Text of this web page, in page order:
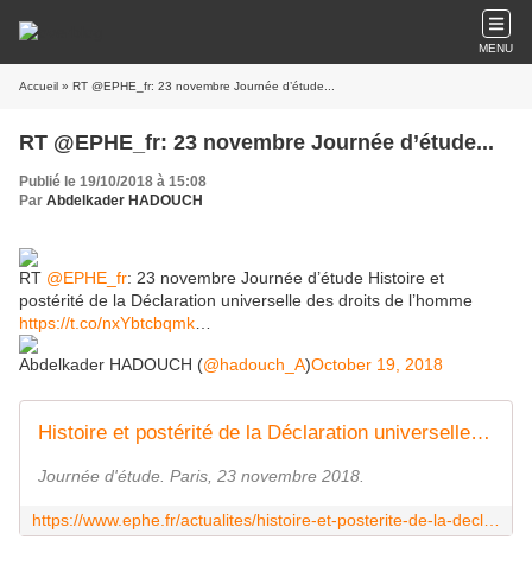
MENU
Accueil » RT @EPHE_fr: 23 novembre Journée d’étude...
RT @EPHE_fr: 23 novembre Journée d’étude...
Publié le 19/10/2018 à 15:08
Par Abdelkader HADOUCH
RT @EPHE_fr: 23 novembre Journée d’étude Histoire et
postérité de la Déclaration universelle des droits de l’homme
https://t.co/nxYbtcbqmk
Abdelkader HADOUCH (@hadouch_A)October 19, 2018
Histoire et postérité de la Déclaration universelle des droits de l'homme | École Pratique des Hautes Études
Journée d'étude. Paris, 23 novembre 2018.